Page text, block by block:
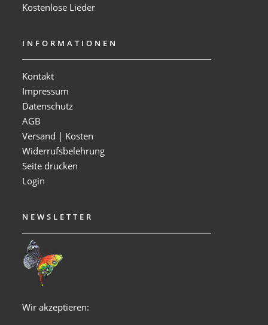
Kostenlose Lieder
INFORMATIONEN
Kontakt
Impressum
Datenschutz
AGB
Versand | Kosten
Widerrufsbelehrung
Seite drucken
Login
NEWSLETTER
Wir akzeptieren: